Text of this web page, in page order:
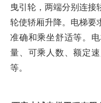
曳引轮，两端分别连接
轮使轿厢升降。电梯要
准确和乘坐舒适等。
量、可乘人数、额定
等。